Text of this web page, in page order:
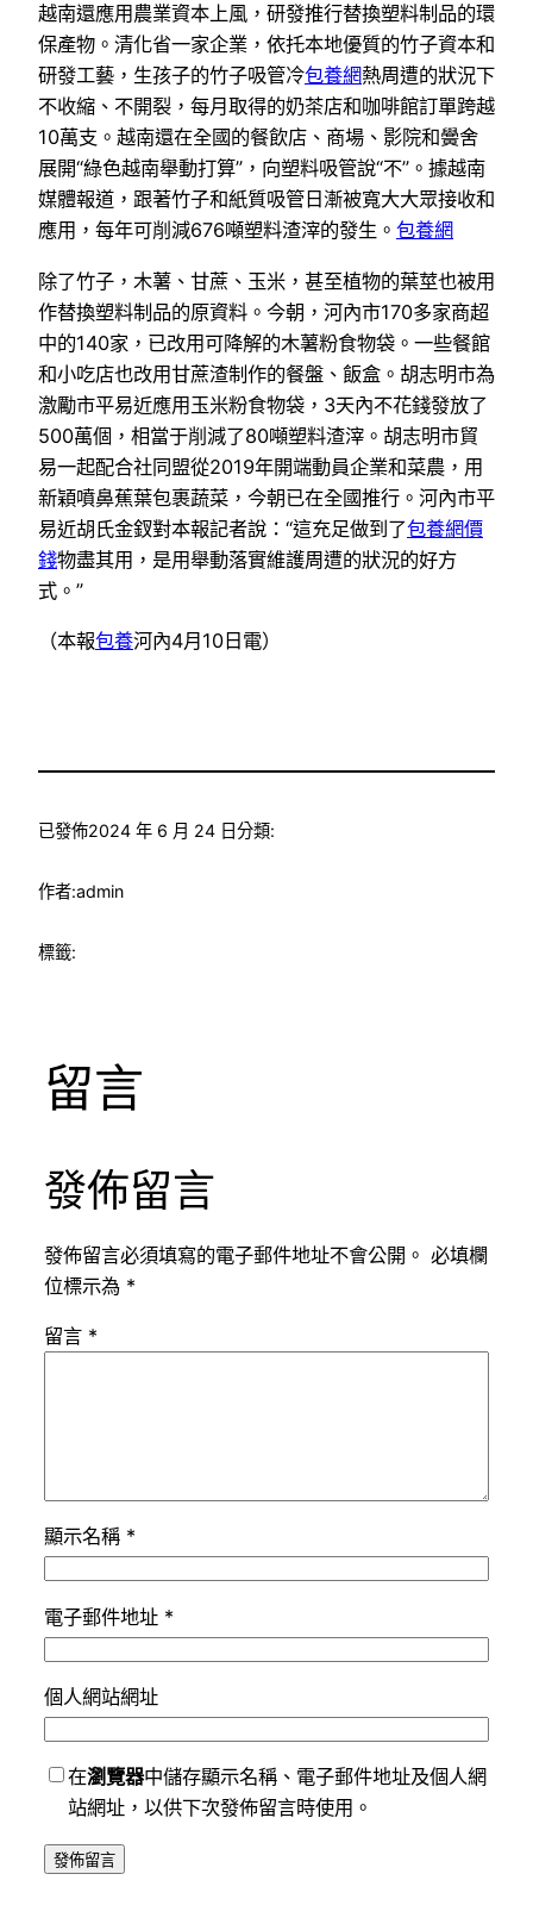
越南還應用農業資本上風，研發推行替換塑料制品的環
保產物。清化省一家企業，依托本地優質的竹子資本和
研發工藝，生孩子的竹子吸管冷包養網熱周遭的狀況下
不收縮、不開裂，每月取得的奶茶店和咖啡館訂單跨越
10萬支。越南還在全國的餐飲店、商場、影院和黌舍
展開“綠色越南舉動打算”，向塑料吸管說“不”。據越南
媒體報道，跟著竹子和紙質吸管日漸被寬大大眾接收和
應用，每年可削減676噸塑料渣滓的發生。 包養網
除了竹子，木薯、甘蔗、玉米，甚至植物的葉莖也被用
作替換塑料制品的原資料。今朝，河內市170多家商超
中的140家，已改用可降解的木薯粉食物袋。一些餐館
和小吃店也改用甘蔗渣制作的餐盤、飯盒。胡志明市為
激勵市平易近應用玉米粉食物袋，3天內不花錢發放了
500萬個，相當于削減了80噸塑料渣滓。胡志明市貿
易一起配合社同盟從2019年開端動員企業和菜農，用
新穎噴鼻蕉葉包裹蔬菜，今朝已在全國推行。河內市平
易近胡氏金釵對本報記者說：“這充足做到了包養網價
錢物盡其用，是用舉動落實維護周遭的狀況的好方
式。”
（本報包養河內4月10日電）
已發佈2024 年 6 月 24 日分類:
作者:admin
標籤:
留言
發佈留言
發佈留言必須填寫的電子郵件地址不會公開。 必填欄
位標示為 *
留言 *
顯示名稱 *
電子郵件地址 *
個人網站網址
在瀏覽器中儲存顯示名稱、電子郵件地址及個人網
站網址，以供下次發佈留言時使用。